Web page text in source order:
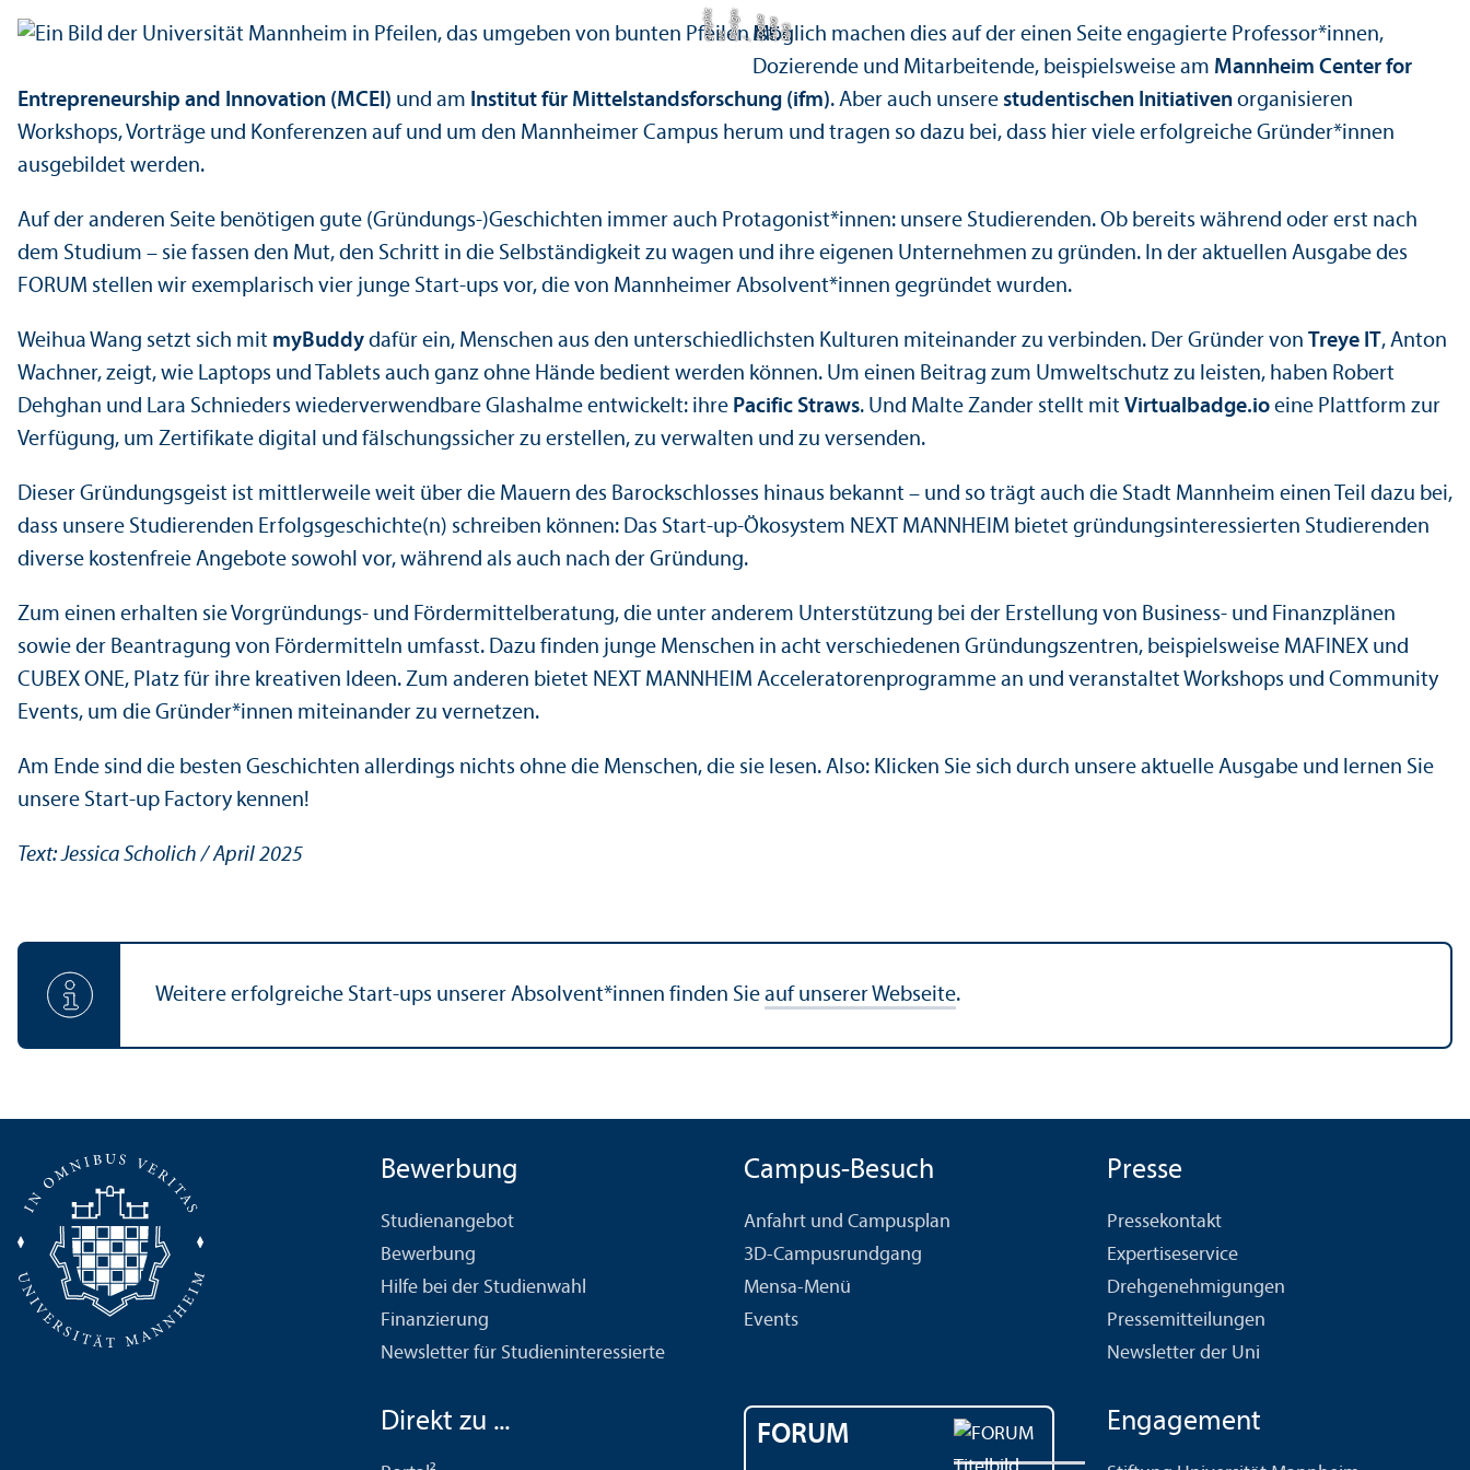
Bil d:
A
n n
a
L
o g
u
e
/ D
e si
g
n: u
c g
r a
p
hi
c
Möglich machen dies auf der einen Seite engagierte Professor*innen,
Dozierende und Mitarbeitende, beispielsweise am Mannheim Center for
Entrepreneur­ship and Innovation (MCEI) und am Institut für Mittelstandsforschung (ifm). Aber auch unsere studentischen Initiativen organisieren
Workshops, Vorträge und Konferenzen auf und um den Mannheimer Campus herum und tragen so dazu bei, dass hier viele erfolgreiche Gründer*innen
ausgebildet werden.
Auf der anderen Seite benötigen gute (Gründungs-)Geschichten immer auch Protagonist*innen: unsere Studierenden. Ob bereits während oder erst nach
dem Studium – sie fassen den Mut, den Schritt in die Selbständigkeit zu wagen und ihre eigenen Unter­nehmen zu gründen. In der aktuellen Ausgabe des
FORUM stellen wir exemplarisch vier junge Start-ups vor, die von Mannheimer Absolvent*innen gegründet wurden.
Weihua Wang setzt sich mit myBuddy dafür ein, Menschen aus den unter­schiedlichsten Kulturen miteinander zu verbinden. Der Gründer von Treye IT, Anton
Wachner, zeigt, wie Laptops und Tablets auch ganz ohne Hände bedient werden können. Um einen Beitrag zum Umweltschutz zu leisten, haben Robert
Dehghan und Lara Schnieders wiederverwendbare Glashalme entwickelt: ihre Pacific Straws. Und Malte Zander stellt mit Virtualbadge.io eine Plattform zur
Verfügung, um Zertifikate digital und fälschungs­sicher zu erstellen, zu verwalten und zu versenden.
Dieser Gründungs­geist ist mittlerweile weit über die Mauern des Barockschlosses hinaus bekannt – und so trägt auch die Stadt Mannheim einen Teil dazu bei,
dass unsere Studierenden Erfolgsgeschichte(n) schreiben können: Das Start-up-Öko­system NEXT MANNHEIM bietet gründungs­interessierten Studierenden
diverse kostenfreie Angebote sowohl vor, während als auch nach der Gründung.
Zum einen erhalten sie Vorgründungs- und Fördermittel­beratung, die unter anderem Unter­stützung bei der Erstellung von Business- und Finanz­plänen
sowie der Beantragung von Fördermitteln umfasst. Dazu finden junge Menschen in acht verschiedenen Gründungs­zentren, beispielsweise MAFINEX und
CUBEX ONE, Platz für ihre kreativen Ideen. Zum anderen bietet NEXT MANNHEIM Acceleratoren­programme an und veranstaltet Workshops und Community
Events, um die Gründer*innen miteinander zu vernetzen.
Am Ende sind die besten Geschichten allerdings nichts ohne die Menschen, die sie lesen. Also: Klicken Sie sich durch unsere aktuelle Ausgabe und lernen Sie
unsere Start-up Factory kennen!
Text: Jessica Scholich / April 2025
Weitere erfolgreiche Start-ups unserer Absolvent*innen finden Sie auf unserer Webseite.
Bewerbung
Studien­angebot
Bewerbung
Hilfe bei der Studien­wahl
Finanzierung
Newsletter für Studien­interessierte
Campus-Besuch
Anfahrt und Campusplan
3D-Campusrundgang
Mensa-Menü
Events
Presse
Pressekontakt
Expertiseservice
Drehgenehmigungen
Pressemitteilungen
Newsletter der Uni
Direkt zu ... FORUM Engagement